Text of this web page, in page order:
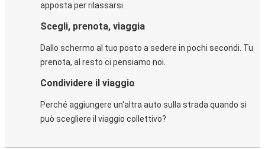
apposta per rilassarsi.
Scegli, prenota, viaggia
Dallo schermo al tuo posto a sedere in pochi secondi. Tu
prenota, al resto ci pensiamo noi.
Condividere il viaggio
Perché aggiungere un'altra auto sulla strada quando si
può scegliere il viaggio collettivo?